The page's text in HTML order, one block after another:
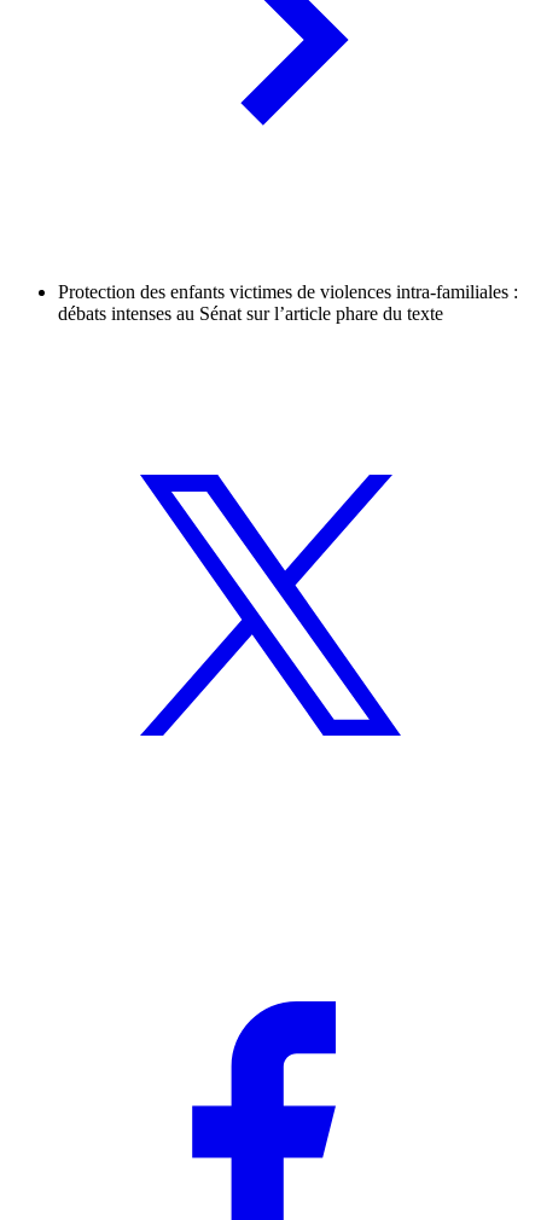
Protection des enfants victimes de violences intra-familiales :
débats intenses au Sénat sur l’article phare du texte